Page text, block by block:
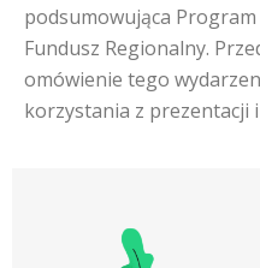
podsumowująca
Fundusz Regionalny.
omówienie tego
korzystania z prezentacji